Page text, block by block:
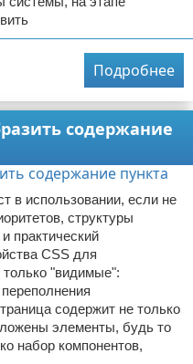
Подробнее
содержание
в использовании, если не
структуры
практический
CSS для
только "видимые":
содержит не только
элементы, будь то
набор компонентов,